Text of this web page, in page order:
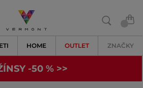
HOME OUTLET ZNAČKY
-50 % >>